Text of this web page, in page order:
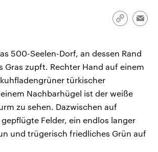
Link
500-Seelen-Dorf, an dessen Rand
Gras zupft. Rechter Hand auf einem
türkischer
Nachbarhügel ist der weiße
zu sehen. Dazwischen auf
Felder, ein endlos langer
und trügerisch friedliches Grün auf